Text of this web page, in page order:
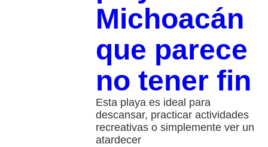
Michoacán
que parece
no tener fin
Esta playa es ideal para
descansar, practicar actividades
recreativas o simplemente ver un
atardecer